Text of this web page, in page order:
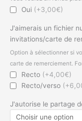
Oui (+3,00€)
J'aimerais un fichier
invitations/carte de
Option à sélectionner si
carte de remerciement.
Recto (+4,00€)
Recto/verso
J'autorise le partage